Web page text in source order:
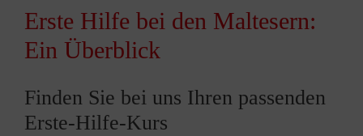
Erste Hilfe bei den Maltesern:
Ein Überblick
Finden Sie bei uns Ihren passenden
Erste-Hilfe-Kurs